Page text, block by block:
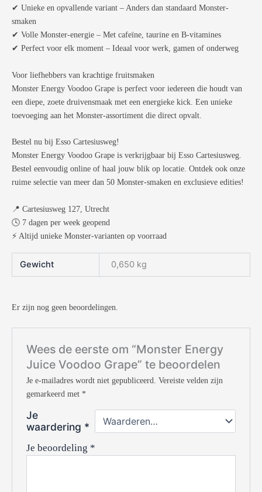
✔ Unieke en opvallende variant – Anders dan standaard Monster-
smaken
✔ Volle Monster-energie – Met cafeïne, taurine en B-vitamines
✔ Perfect voor elk moment – Ideaal voor werk, gamen of onderweg
Voor liefhebbers van krachtige fruitsmaken
Monster Energy Voodoo Grape is perfect voor iedereen die houdt van
een diepe, zoete druivensmaak met een energieke kick. Een unieke
toevoeging aan het Monster-assortiment die direct opvalt.
Bestel nu bij Esso Cartesiusweg!
Monster Energy Voodoo Grape is verkrijgbaar bij Esso Cartesiusweg.
Bestel eenvoudig online of haal jouw blik op locatie. Ontdek ook onze
ruime selectie van meer dan 50 Monster-smaken en exclusieve edities!
📍 Cartesiusweg 127, Utrecht
🕓 7 dagen per week geopend
⚡ Altijd unieke Monster-varianten op voorraad
Gewicht 0,650 kg
Er zijn nog geen beoordelingen.
Wees de eerste om “Monster Energy
Juice Voodoo Grape” te beoordelen
Je e-mailadres wordt niet gepubliceerd.
Vereiste velden zijn
gemarkeerd met *
Je
waardering *
Je beoordeling *